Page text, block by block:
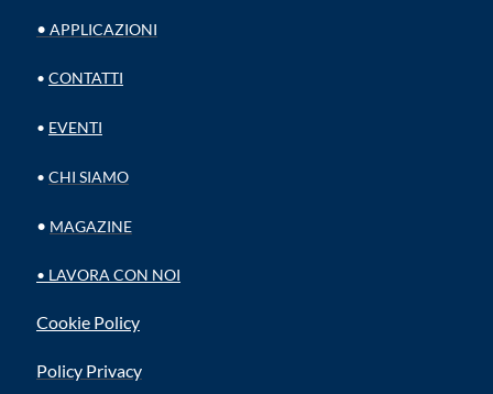
• APPLICAZIONI
• CONTATTI
• EVENTI
• CHI SIAMO
• MAGAZINE
• LAVORA CON NOI
Cookie Policy
Policy Privacy